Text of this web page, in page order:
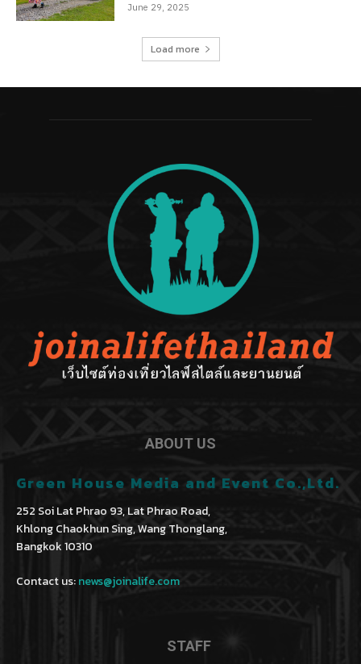
June 29, 2025
Load more
ABOUT US
Green House Media and Event Co.,Ltd.
252 Soi Lat Phrao 93, Lat Phrao Road,
Khlong Chaokhun Sing, Wang Thonglang,
Bangkok 10310
Contact us:news@joinalife.com
STAFF